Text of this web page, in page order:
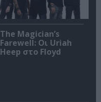
The Magician’s
Farewell: Οι Uriah
Heep στο Floyd